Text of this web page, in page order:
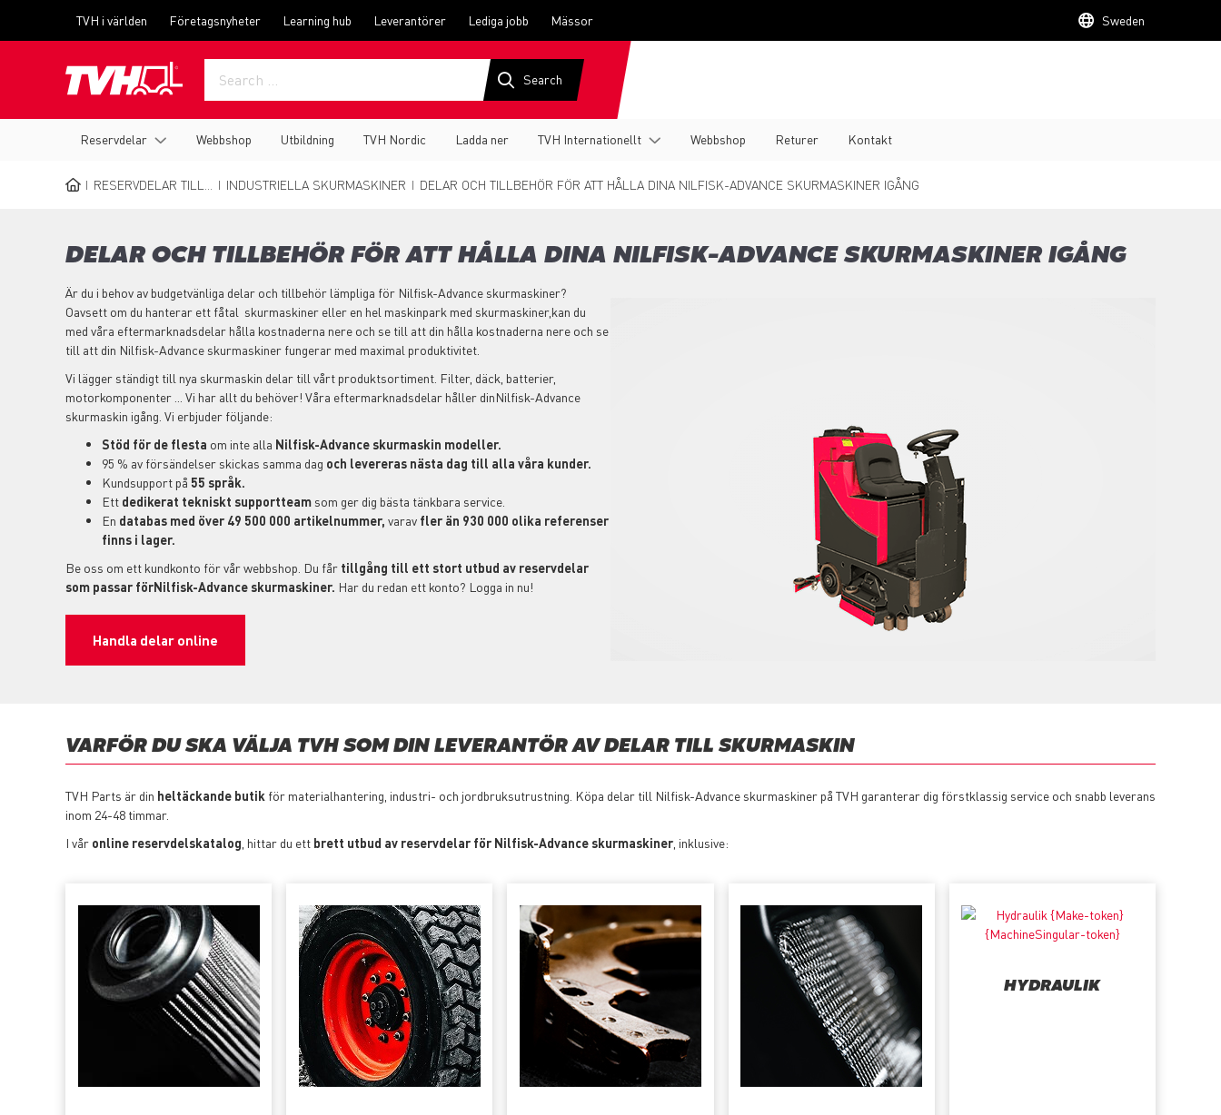
menu
TVH i världen Företagsnyheter Learning hub Leverantörer Lediga jobb Mässor Sweden
navigation
Reservdelar Webbshop Utbildning TVH Nordic Ladda ner TVH Internationellt Webbshop Returer Kontakt
RESERVDELAR TILL... INDUSTRIELLA SKURMASKINER DELAR OCH TILLBEHÖR FÖR ATT HÅLLA DINA NILFISK-ADVANCE SKURMASKINER IGÅNG
DELAR OCH TILLBEHÖR FÖR ATT HÅLLA DINA NILFISK-ADVANCE SKURMASKINER IGÅNG
Är du i behov av budgetvänliga delar och tillbehör lämpliga för Nilfisk-Advance skurmaskiner?
Oavsett om du hanterar ett fåtal skurmaskiner eller en hel maskinpark med skurmaskiner,kan du
med våra eftermarknadsdelar hålla kostnaderna nere och se till att din hålla kostnaderna nere och se
till att din Nilfisk-Advance skurmaskiner fungerar med maximal produktivitet.
Vi lägger ständigt till nya skurmaskin delar till vårt produktsortiment. Filter, däck, batterier,
motorkomponenter ... Vi har allt du behöver! Våra eftermarknadsdelar håller dinNilfisk-Advance
skurmaskin igång. Vi erbjuder följande:
Stöd för de flesta om inte alla Nilfisk-Advance skurmaskin modeller.
95 % av försändelser skickas samma dag och levereras nästa dag till alla våra kunder.
Kundsupport på 55 språk.
Ett dedikerat tekniskt supportteam som ger dig bästa tänkbara service.
En databas med över 49 500 000 artikelnummer, varav fler än 930 000 olika referenser
finns i lager.
Be oss om ett kundkonto för vår webbshop. Du får tillgång till ett stort utbud av reservdelar
som passar förNilfisk-Advance skurmaskiner. Har du redan ett konto? Logga in nu!
Handla delar online
VARFÖR DU SKA VÄLJA TVH SOM DIN LEVERANTÖR AV DELAR TILL SKURMASKIN
TVH Parts är din heltäckande butik för materialhantering, industri- och jordbruksutrustning. Köpa delar till Nilfisk-Advance skurmaskiner på TVH garanterar dig förstklassig service och snabb leverans
inom 24-48 timmar.
I vår online reservdelskatalog , hittar du ett brett utbud av reservdelar för Nilfisk-Advance skurmaskiner , inklusive:
HYDRAULIK